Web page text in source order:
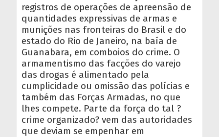
registros de operações de apreensão de
quantidades expressivas de armas e
munições nas fronteiras do Brasil e do
estado do Rio de Janeiro, na baía de
Guanabara, em comboios do crime. O
armamentismo das facções do varejo
das drogas é alimentado pela
cumplicidade ou omissão das polícias e
também das Forças Armadas, no que
lhes compete. Parte da força do tal ?
crime organizado? vem das autoridades
que deviam se empenhar em